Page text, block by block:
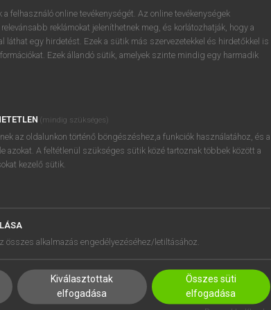
próbaverziójának elindításához
regisztrálok ésbelépek.
REGISZTRÁCIÓ
SÚGÓ
RÓLUNK
SÜTI BEÁLLÍTÁSOK
a felhasználó online tevékenységét. Az online tevékenységek
reklámokat jeleníthetnek meg, és korlátozhatják, hogy a
láthat egy hirdetést. Ezek a sütik más szervezetekkel és hirdetőkkel is
Ezek állandó sütik, amelyek szinte mindig egy harmadik
(mindig szükséges)
az oldalunkon történő böngészéshez,a funkciók használatához, és a
azokat. A feltétlenül szükséges sütik közé tartoznak többek között a
kezelő sütik.
összes alkalmazás engedélyezéséhez/letiltásához.
Kiválasztottak
elfogadása
Összes süti
elfogadása